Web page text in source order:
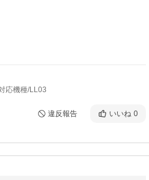
応機種/LL03
違反報告 いいね 0